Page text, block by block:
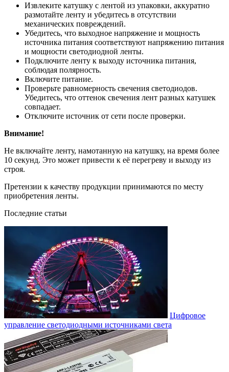
Извлеките катушку с лентой из упаковки, аккуратно
размотайте ленту и убедитесь в отсутствии
механических повреждений.
Убедитесь, что выходное напряжение и мощность
источника питания соответствуют напряжению питания
и мощности светодиодной ленты.
Подключите ленту к выходу источника питания,
соблюдая полярность.
Включите питание.
Проверьте равномерность свечения светодиодов.
Убедитесь, что оттенок свечения лент разных катушек
совпадает.
Отключите источник от сети после проверки.
Внимание!
Не включайте ленту, намотанную на катушку, на время более
10 секунд. Это может привести к её перегреву и выходу из
строя.
Претензии к качеству продукции принимаются по месту
приобретения ленты.
Последние статьи
Цифровое
управление светодиодными источниками света